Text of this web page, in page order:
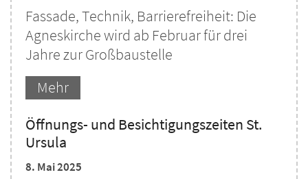
Fassade, Technik, Barrierefreiheit: Die
Agneskirche wird ab Februar für drei
Jahre zur Großbaustelle
Mehr
Öffnungs- und Besichtigungszeiten St.
Ursula
8. Mai 2025